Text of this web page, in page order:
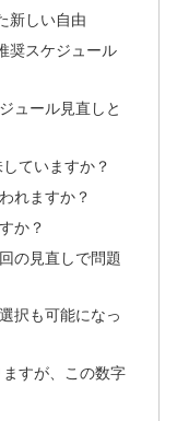
新しい自由
奨スケジュール
ュール見直しと
ていますか？
れますか？
か？
の見直しで問題
択も可能になっ
すが、この数字